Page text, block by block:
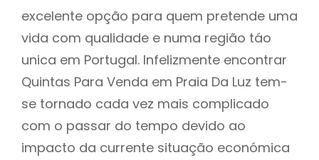
excelente opção para quem pretende uma
vida com qualidade e numa região táo
unica em Portugal. Infelizmente encontrar
Quintas Para Venda em Praia Da Luz tem-
se tornado cada vez mais complicado
com o passar do tempo devido ao
impacto da currente situação económica